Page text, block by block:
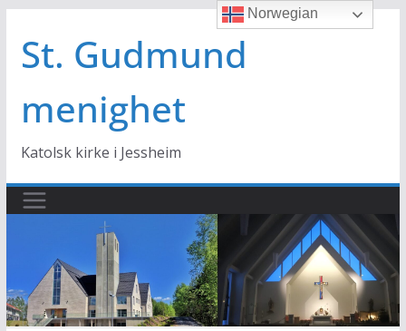
innholdet
St. Gudmund
menighet
Katolsk kirke i Jessheim
Norwegian